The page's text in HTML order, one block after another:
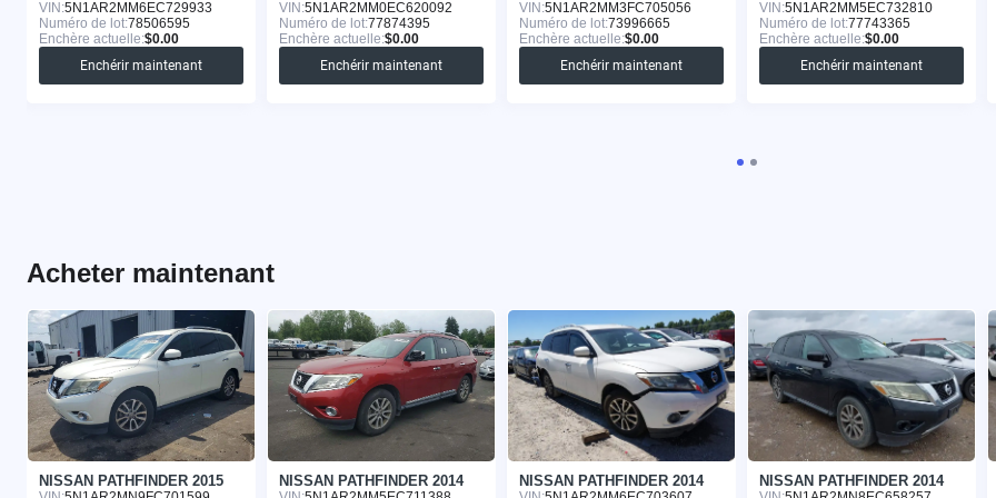
VIN:5N1AR2MM6EC729933
Numéro de lot:78506595
Enchère actuelle:$0.00
Enchérir maintenant
VIN:5N1AR2MM0EC620092
Numéro de lot:77874395
Enchère actuelle:$0.00
Enchérir maintenant
VIN:5N1AR2MM3FC705056
Numéro de lot:73996665
Enchère actuelle:$0.00
Enchérir maintenant
VIN:5N1AR2MM5EC732810
Numéro de lot:77743365
Enchère actuelle:$0.00
Enchérir maintenant
Acheter maintenant
NISSAN PATHFINDER 2015 NISSAN PATHFINDER 2014 NISSAN PATHFINDER 2014 NISSAN PATHFINDER 2014